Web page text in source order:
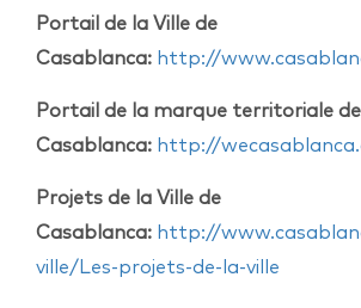
Portail de la Ville de
Casablanca: http://
Portail de la marque territoriale de
Casablanca: http://
Projets de la Ville de
Casablanca: http://
ville/Les-projets-de-la-ville